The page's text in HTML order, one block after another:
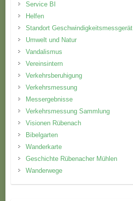
Service BI
Helfen
Standort Geschwindigkeitsmessgerät
Umwelt und Natur
Vandalismus
Vereinsintern
Verkehrsberuhigung
Verkehrsmessung
Messergebnisse
Verkehrsmessung Sammlung
Visionen Rübenach
Bibelgarten
Wanderkarte
Geschichte Rübenacher Mühlen
Wanderwege